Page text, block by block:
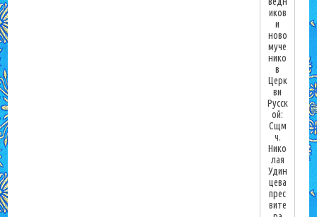
иков
и
ново
муче
нико
в
Церк
ви
Русск
ой:
Сщм
ч.
Нико
лая
Удин
цева
прес
вите